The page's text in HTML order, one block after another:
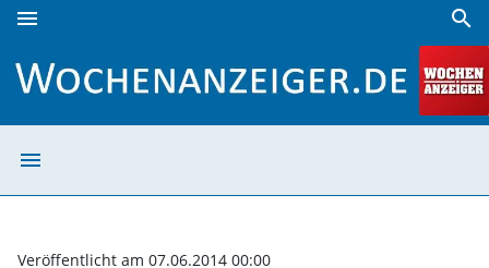
menu search
menu
Veröffentlicht am 07.06.2014 00:00